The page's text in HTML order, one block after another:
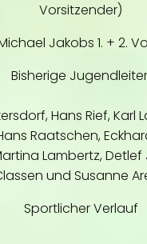
Vorsitzender)
Jakobs 1. + 2.
Bisherige
Hans Rief, Karl
Raatschen,
Lambertz,
und Susanne
Sportlicher Verlauf